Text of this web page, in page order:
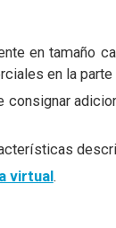
en tamaño
en la parte
virtual .